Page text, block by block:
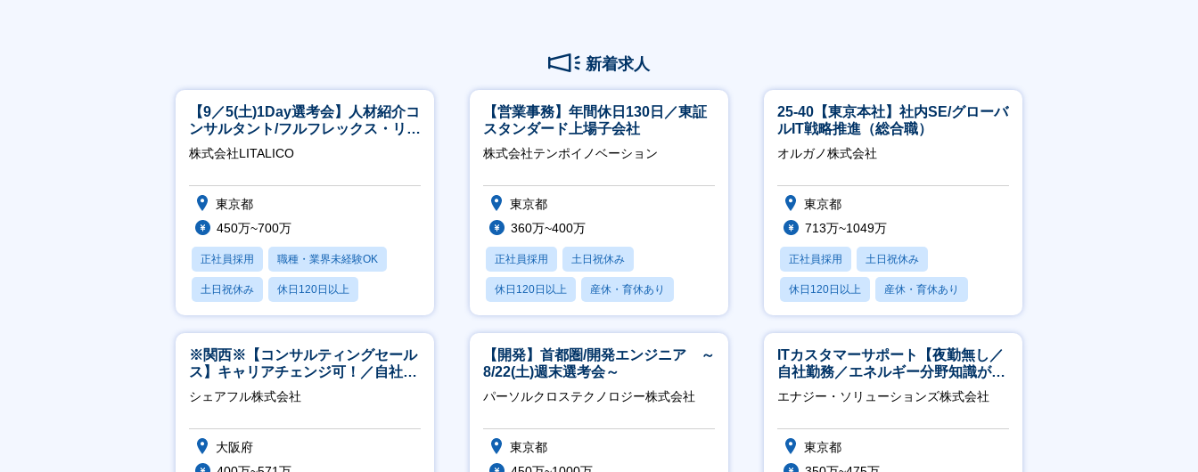
新着求人
【9／5(土)1Day選考会】人材紹介コ
ンサルタント/フルフレックス・リモ
ート/育休最長6年取得可
株式会社LITALICO
東京都
450万~700万
正社員採用 職種・業界未経験OK
土日祝休み 休日120日以上
産休・育休あり
【営業事務】年間休日130日／東証
スタンダード上場子会社
株式会社テンポイノベーション
東京都
360万~400万
正社員採用 土日祝休み
休日120日以上 産休・育休あり
賞与あり
25-40【東京本社】社内SE/グローバ
ルIT戦略推進（総合職）
オルガノ株式会社
東京都
713万~1049万
正社員採用 土日祝休み
休日120日以上 産休・育休あり
月残業20時間以内
※関西※【コンサルティングセール
ス】キャリアチェンジ可！／自社サ
ービス『シェアフル』の営業
シェアフル株式会社
大阪府
【開発】首都圏/開発エンジニア ～
8/22(土)週末選考会～
パーソルクロステクノロジー株式会社
東京都
ITカスタマーサポート【夜勤無し／
自社勤務／エネルギー分野知識が身
につきます】
エナジー・ソリューションズ株式会社
東京都